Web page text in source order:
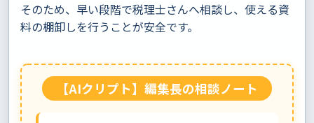
そのため、早い段階で税理士さんへ相談し、使える資
料の棚卸しを行うことが安全です。
【AIクリプト】編集長の相談ノート